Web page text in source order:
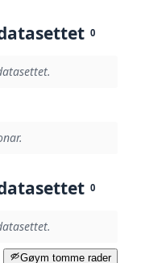
0
0
Gøym tomme rader